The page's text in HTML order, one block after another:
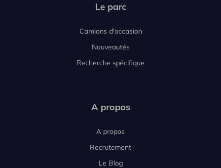
Le parc
Camions d'occasion
Nouveautés
Recherche spécifique
A propos
A propos
Recrutement
Le Blog